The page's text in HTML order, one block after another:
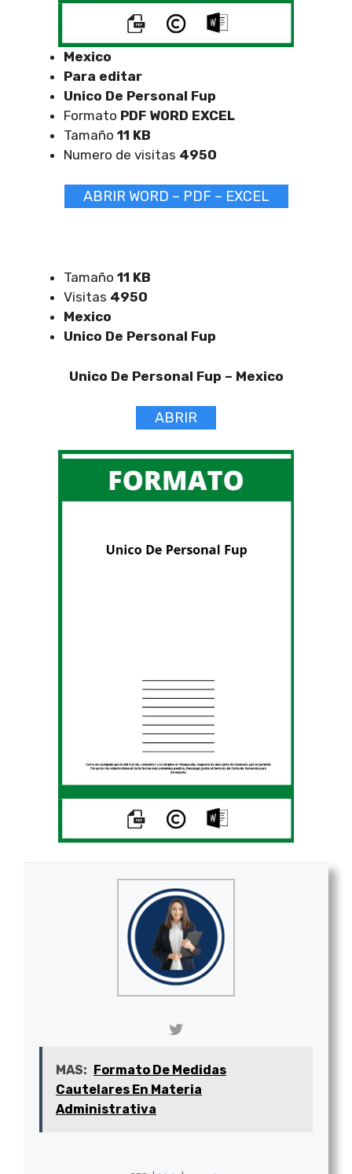
Mexico
Para editar
Unico De Personal Fup
Formato PDF WORD EXCEL
Tamaño 11 KB
Numero de visitas 4950
ABRIR WORD – PDF – EXCEL
Tamaño 11 KB
Visitas 4950
Mexico
Unico De Personal Fup
Unico De Personal Fup – Mexico
ABRIR
MAS: Formato De Medidas
Cautelares En Materia
Administrativa